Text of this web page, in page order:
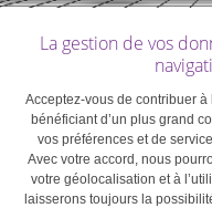
La gestion de vos
Acceptez-vous de contribuer
bénéficiant d’un plus grand
vos préférences et de
Avec votre accord, nous
votre géolocalisation et à
laisserons toujours la